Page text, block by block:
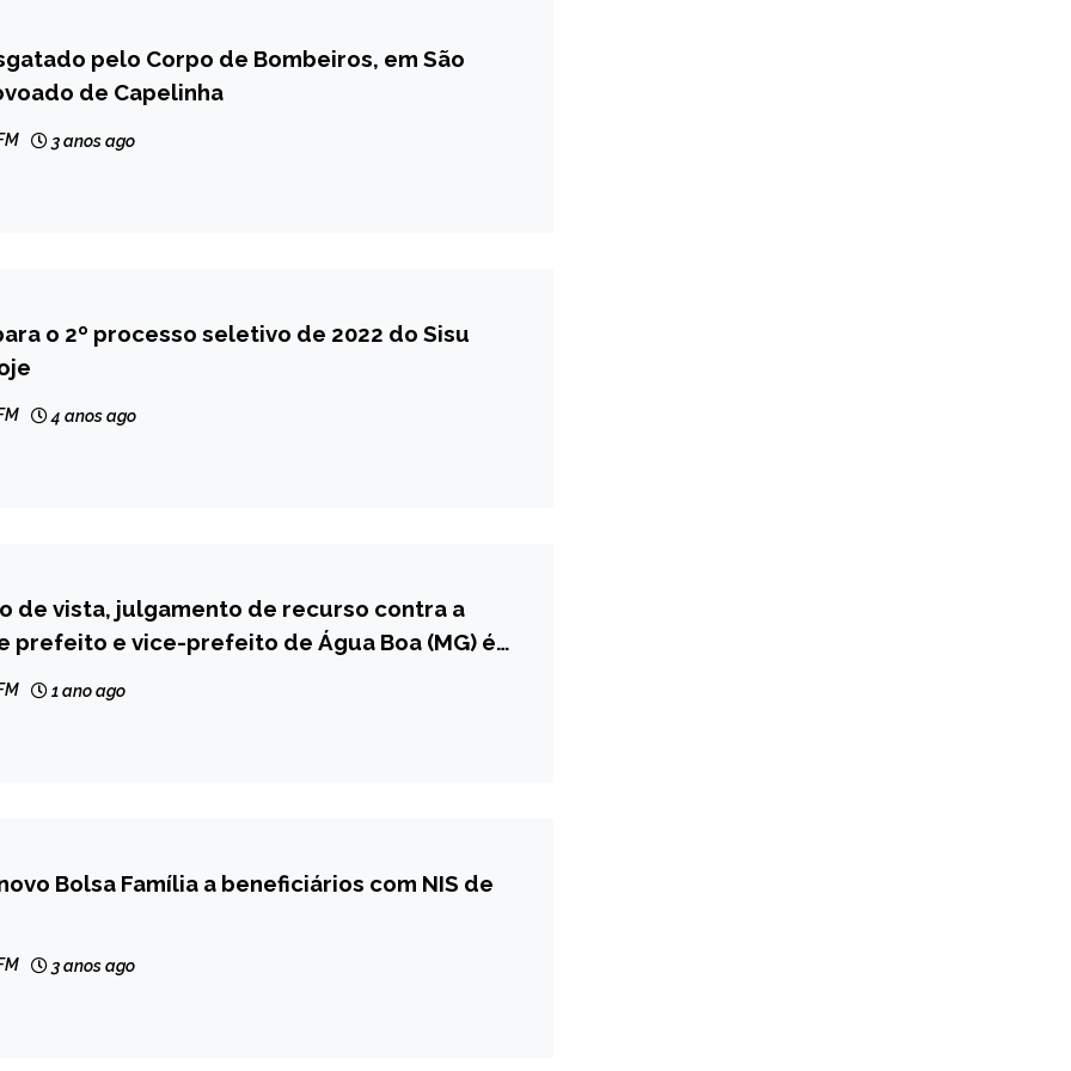
pelo Corpo de Bombeiros, em São
de Capelinha
3 anos ago
o 2º processo seletivo de 2022 do Sisu
4 anos ago
de vista, julgamento de recurso contra a
prefeito e vice-prefeito de Água Boa (MG) é
1 ano ago
Bolsa Família a beneficiários com NIS de
3 anos ago